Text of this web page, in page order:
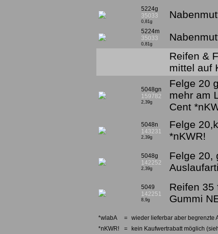
5224g
35033
0,81g
5224m
35033
0,81g
Reifen &
mittel auf
5048gn
159782
2,39g
Felge 20
mehr am
Cent
5048n
143231
2,39g
Felge
*nKWR!
5048g
142252
2,39g
Felge 20,
5049
142251
8,9g
Reifen 35
Gummi
*wlabA = wieder lieferbar aber begrenzte
*nKWR!
= kein Kaufwertrabatt möglich